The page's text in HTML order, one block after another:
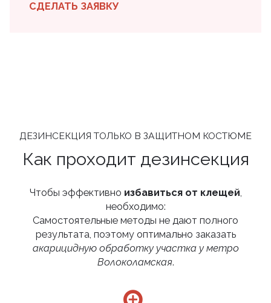
СДЕЛАТЬ ЗАЯВКУ
ДЕЗИНСЕКЦИЯ ТОЛЬКО В ЗАЩИТНОМ КОСТЮМЕ
Как проходит дезинсекция
Чтобы эффективно избавиться от клещей,
необходимо:
Самостоятельные методы не дают полного
результата, поэтому оптимально заказать
акарицидную обработку участка у метро
Волоколамская.